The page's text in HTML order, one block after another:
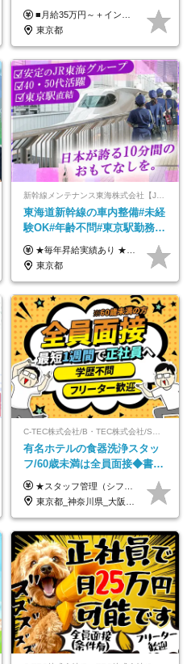
円以上＋毎⽉インセン□年休
120日以上□土日休み
■月給35万円～＋インセンティブ＋各種手当 ※固定残業代（月45時間分87,600円～）を含む。超過した場合は別途残業代を支給いたします ※経験・年齢などを考慮の上、決定します ※試用期間3ヶ月あり（待遇に変動なし）
東京都
新幹線メンテナンス東海株式会社【JR東海グループ】
東海道新幹線の車内整備#未経
験OK#年齢不問#東京駅勤務
#59歳まで正社員登用可＆登用
実績多数！
★毎年昇給実績あり ★入社3年で430万円も可(正社員登用された場合) ■入社時月収例：25万2840円(1万2040円×21日)＋賞与支給実績有（年2回・2025年度） 日給1万2040円 ※別途「超過勤務手当、祝繁手当、特殊手当」の支給有 ※試用期間中（2ヶ月）の待遇・雇用形態に差異はございません
東京都
有名ホテルの食器洗浄スタッ
フ/60歳未満は全員面接◆書類
選考なし◆ブランクOK◆月25
万～ ◆40～50代活躍
★スタッフ管理（シフト調整など）の経験があれば【月給28万円以上】 ★賞与支給実績：基本給の2ヶ月分～3ヶ月分 ＝＝ライフスタイルに合わせて働き方を選べます＝＝ ■正社員 ＜未経験者＞月給25万円～35万円＋賞与年2回 ＜経験者＞月給28万円～35万円＋賞与年2回 ※経験やスキルに応じて決定します ※残業代全額支給 ※試用期間（3ヶ月間）中の雇用形態や待遇に差異はありません ※正社員の場合、転勤の可能性あり ■契約社員 月給22万円～＋残業代全額支給 ※契約社員の場合、賞与の支給および転勤の可能性はありません ※勤務時間や勤務日数の希望があればご相談に応じます ※試用期間なし ※契約の更新 有(勤務状況により判断する) 更新上限 有(通算契約期間の上限 1年/更新回数の上限 なし)
東京都_神奈川県_大阪府_愛知県_北海道_京都府_福岡県_沖縄県